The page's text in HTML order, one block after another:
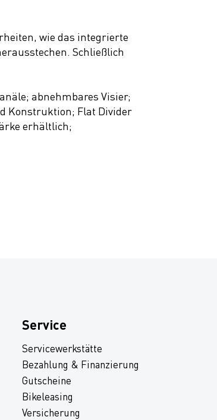
wie das integrierte
Schließlich
abnehmbares Visier;
Konstruktion; Flat Divider
erhältlich;
Service
Servicewerkstätte
Bezahlung & Finanzierung
Gutscheine
Bikeleasing
Versicherung